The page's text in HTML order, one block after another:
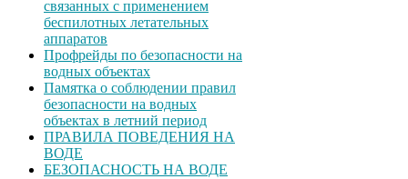
связанных с применением
беспилотных летательных
аппаратов
Профрейды по безопасности на
водных объектах
Памятка о соблюдении правил
безопасности на водных
объектах в летний период
ПРАВИЛА ПОВЕДЕНИЯ НА
ВОДЕ
БЕЗОПАСНОСТЬ НА ВОДЕ